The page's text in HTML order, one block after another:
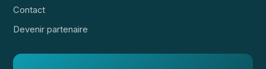
Contact
Devenir partenaire